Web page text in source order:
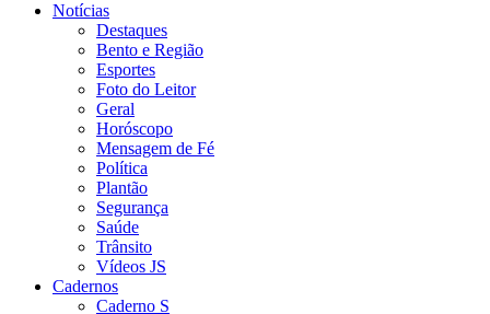
Notícias
Destaques
Bento e Região
Esportes
Foto do Leitor
Geral
Horóscopo
Mensagem de Fé
Política
Plantão
Segurança
Saúde
Trânsito
Vídeos JS
Cadernos
Caderno S